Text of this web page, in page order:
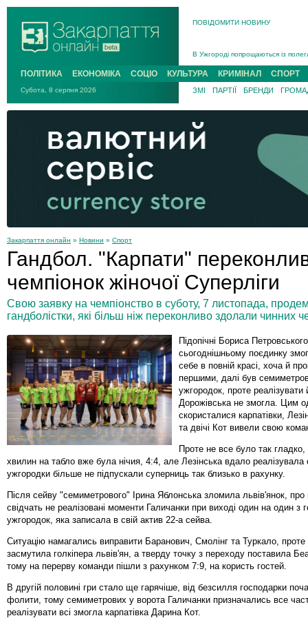
ПОВІДОМИТИ НОВИНУ
В Ужгороді попрощаються із
В Ужгороді 5 серпня
Підтвердили загибель
На війні з рф поліг військовий з
На Хустщині внаслідок ДТП за
Інструктора районного ТЦК на
ПОЛІТИКА ЕКОНОМІКА СОЦІО КУЛЬТУРА КРИМІНАЛ СПОРТ
Субота, 8 серпня 2026 ЗМІ ПАРТІЇ БРЕНДИ
Закарпаття онлайн » Новини » Спорт
Гандбол. "Карпати"
чемпіонок жіночої Суперліги
Свою заявку на чемпіонство в суботу, 7 листопада,
гандболістки, які більш ніж переконливо здолали чинних
Підопічні Бориса
сьогоднішньому поєдинку
себе в повній красі, хоча й
першими, далі був
ужгородок, проте реалізувати
Дорожівська не змогла. Цим
скористалися карпатівки,
та двічі Кот вивели свою
Проте не все було так гладко,
хвилин на табло вже була нічия, 4:4, але Лезінська вдало реалізувала
ужгородки більше не підпускали суперниць так близько в рахунку.
Після сейву "семиметрового" Ірина Яблонська зломила львів'янок, про
свідчать не реалізовані моменти Галичанки при виході один на один з
ужгородок, яка записала в свій актив 22-а сейва.
Ситуацію намагались виправити Баранович, Смолінг та Туркало, проте
засмутила голкіпера львів'ян, а тверду точку з переходу поставила
тому на перерву команди пішли з рахунком 7:9, на користь гостей.
В другій половині гри стало ще гарячіше, від безсилля господарки
фолити, тому семиметрових у ворота Галичанки призначались все
реалізувати всі змогла карпатівка Дарина Кот.